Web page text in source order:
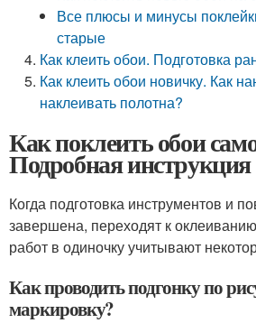
Все плюсы и минусы
старые
Как клеить обои. Подготовка
Как клеить обои новичку. Как
наклеивать полотна?
Как поклеить обои
Подробная
Когда подготовка инструментов и
завершена, переходят к
работ в одиночку учитывают
Как проводить подгонку по
маркировку?